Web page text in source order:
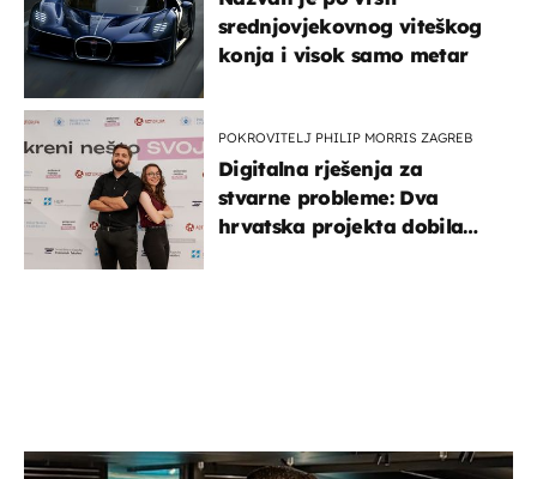
srednjovjekovnog viteškog
konja i visok samo metar
POKROVITELJ PHILIP MORRIS ZAGREB
Digitalna rješenja za
stvarne probleme: Dva
hrvatska projekta dobila